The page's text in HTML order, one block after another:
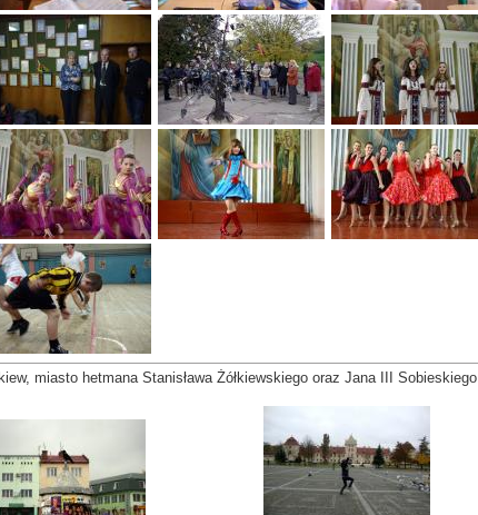
miasto hetmana Stanisława Żółkiewskiego oraz Jana III Sobieskiego